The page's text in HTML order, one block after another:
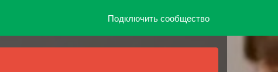
Подключить сообщество